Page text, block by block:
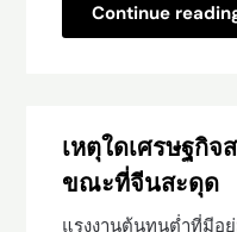
Continue
เหตุใดเศรษฐกิ
ขณะที่จีนสะดุด
แรงงานต้นทุนต่ำที่มีอ